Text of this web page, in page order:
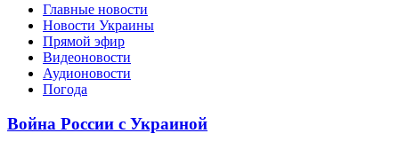
Главные новости
Новости Украины
Прямой эфир
Видеоновости
Аудионовости
Погода
Война России с Украиной